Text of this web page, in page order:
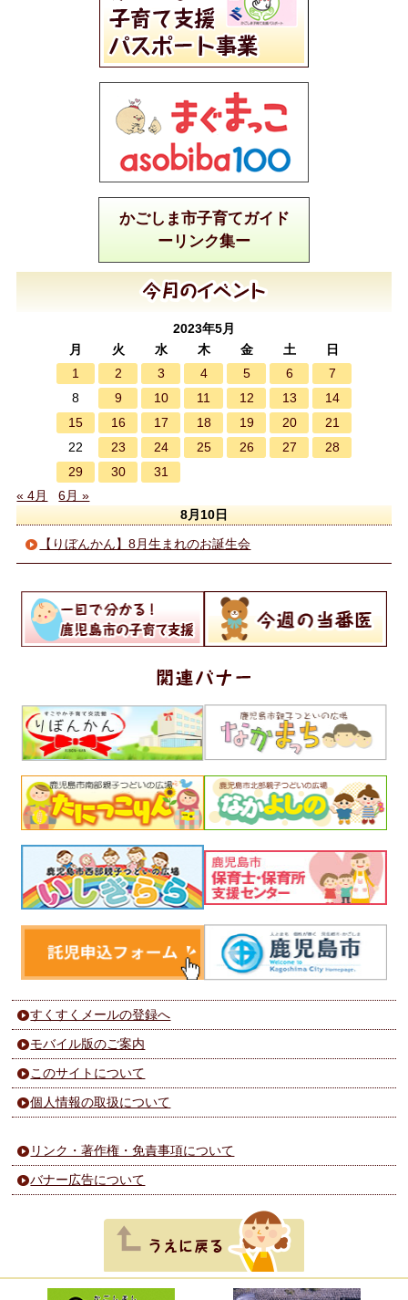
かごしま市子育てガイド
ーリンク集ー
2023年5月
月
火 水 木 金 土
日
1
2 3 4 5 6
7
8
9 10 11 12 13
14
15
16 17 18 19 20
21
22
23 24 25 26 27
28
29
30
31
« 4月
6月 »
8月10日
【りぼんかん】8月生まれのお誕生会
すくすくメールの登録へ
モバイル版のご案内
このサイトについて
個人情報の取扱について
リンク・著作権・免責事項について
バナー広告について